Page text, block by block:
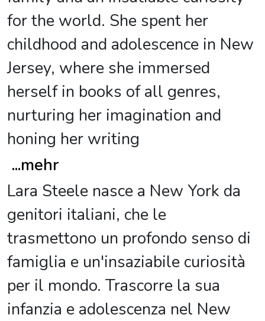
for the world. She spent her
childhood and adolescence in New
Jersey, where she immersed
herself in books of all genres,
nurturing her imagination and
honing her writing
...mehr
Lara Steele nasce a New York da
genitori italiani, che le
trasmettono un profondo senso di
famiglia e un'insaziabile curiosità
per il mondo. Trascorre la sua
infanzia e adolescenza nel New